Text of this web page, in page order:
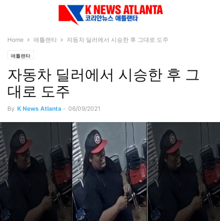
Home 애틀랜타 자동차 딜러에서 시승한 후 그대로 도주
애틀랜타
자동차 딜러에서 시승한 후 그
대로 도주
By K News Atlanta - 06/09/2021